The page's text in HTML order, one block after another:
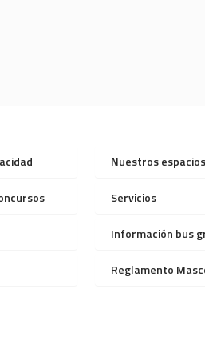
Nuestros espacios
Servicios
Información bus
Reglamento